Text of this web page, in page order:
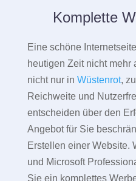
Komplette
Eine schöne
heutigen Zeit nicht mehr
nicht nur in Wüstenrot,
Reichweite und
entscheiden über den
Angebot für Sie
Erstellen einer Website.
und Microsoft
Sie ein komplettes